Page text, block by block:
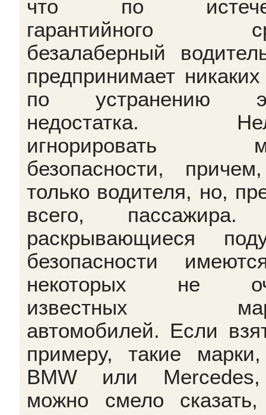
что по
гарантийного
безалаберный
предпринимает
по устранению
недостатка.
игнорировать
безопасности,
только водителя, но,
всего,
раскрывающиеся
безопасности
некоторых не
известных
автомобилей. Если
примеру, такие
BMW или
можно смело